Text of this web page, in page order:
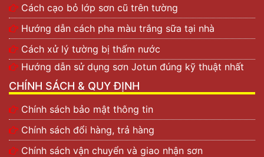
Cách cạo bỏ lớp sơn cũ trên tường
Hướng dẫn cách pha màu trắng sữa tại nhà
Cách xử lý tường bị thấm nước
Hướng dẫn sử dụng sơn Jotun đúng kỹ thuật nhất
CHÍNH SÁCH & QUY ĐỊNH
Chính sách bảo mật thông tin
Chính sách đổi hàng, trả hàng
Chính sách vận chuyển và giao nhận sơn